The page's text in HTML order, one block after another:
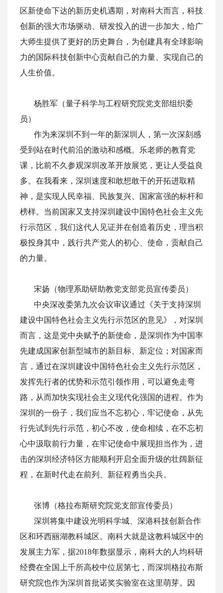
区新使命下达的新历史机遇期，对南科大而言，科技
创新的强大市场驱动、研发投入的进一步加大，给广
大师生提供了更好的历史舞台，为创建具有全球影响
力的国际科技创新中心贡献自己的力量、实现自己的
人生价值。
杨胜军（量子科学与工程研究院党支部组织委
员）
作为来深圳不到一年的新深圳人，第一次深刻感
受到站在时代前沿的激动和感概。乐老师的教育党
课，比前不久参观深圳改革开放展览，更让人受益良
多。在我看来，深圳速度和敢想敢干的开拓进取精
神，是实现人民幸福、民族复兴、国家富强的标杆和
榜样。当前国家又支持深圳建设中国特色社会主义先
行示范区，我们这代人见证并在创造着历史，理当积
极投身其中，践行共产党人的初心、使命，贡献自己
的力量。
宋扬（物理系助研助教党支部党员宣传委员）
中央深改委第九次会议审议通过《关于支持深圳
建设中国特色社会主义先行示范区的意见》，对深圳
而言，这是党中央赋予的新使命，是深圳作为中国率
先建成国家创新型城市的新目标、新定位；对国家而
言，通过在深圳建设中国特色社会主义先行示范区，
发挥先行者的优势和示范引领作用，可以避免走弯
路，从而加快实现社会主义现代化强国的进程。作为
深圳的一份子，我们应当不忘初心，牢记使命，从先
行先试到先行示范，初心不改，使命相续，在不忘初
心中汲取前行力量，在牢记使命中展现担当作为，进
击的深圳经济特区方能顺利开启全面升级的壮阔新征
程，在新时代走在前列、新征程勇当尖兵。
张博（格拉布斯研究院党支部宣传委员）
深圳将集中建设光明科学城、深港科技创新合作
区和环西丽湖教科城区。南科大就是这教科城区中的
发展主力军，据2018年数据显示，南科大的人均科研
经费在全国上千所高校中位居第七，而深圳格拉布斯
研究院也作为深圳首批诺奖实验室在这里萌芽。因